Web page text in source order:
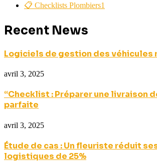
📋 Checklists Plombiers1
Recent News
Logiciels de gestion des véhicules
avril 3, 2025
“Checklist : Préparer une livraison
parfaite
avril 3, 2025
Étude de cas : Un fleuriste réduit
logistiques de 25%